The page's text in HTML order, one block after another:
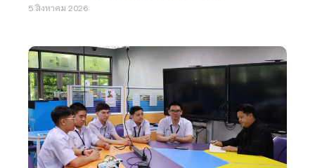
5 สิงหาคม 2026